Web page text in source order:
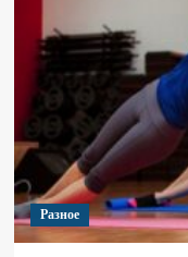
Разное